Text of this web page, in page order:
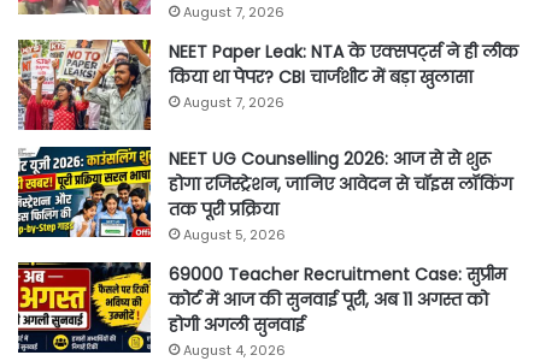
August 7, 2026
NEET Paper Leak: NTA के एक्सपर्ट्स ने ही लीक
किया था पेपर? CBI चार्जशीट में बड़ा खुलासा
August 7, 2026
NEET UG Counselling 2026: आज से से शुरू
होगा रजिस्ट्रेशन, जानिए आवेदन से चॉइस लॉकिंग
तक पूरी प्रक्रिया
August 5, 2026
69000 Teacher Recruitment Case: सुप्रीम
कोर्ट में आज की सुनवाई पूरी, अब 11 अगस्त को
होगी अगली सुनवाई
August 4, 2026